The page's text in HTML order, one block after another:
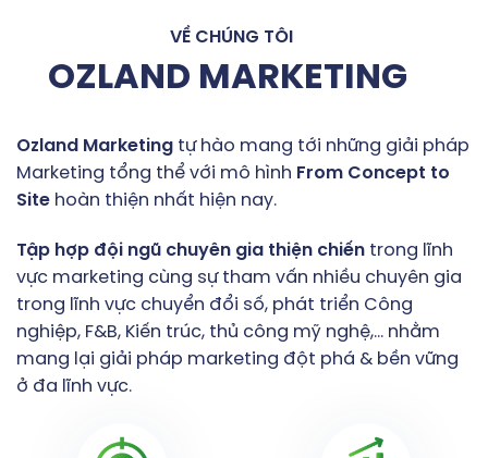
VỀ CHÚNG TÔI
OZLAND MARKETING
Ozland Marketing tự hào mang tới những giải pháp
Marketing tổng thể với mô hình From Concept to
Site hoàn thiện nhất hiện nay.
Tập hợp đội ngũ chuyên gia thiện chiến trong lĩnh
vực marketing cùng sự tham vấn nhiều chuyên gia
trong lĩnh vực chuyển đổi số, phát triển Công
nghiệp, F&B, Kiến trúc, thủ công mỹ nghệ,… nhằm
mang lại giải pháp marketing đột phá & bền vững
ở đa lĩnh vực.